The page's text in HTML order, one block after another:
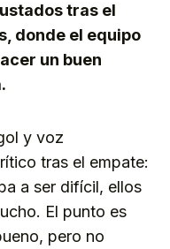
tras el
donde el equipo
un buen
y voz
tras el empate:
a ser difícil, ellos
El punto es
pero no